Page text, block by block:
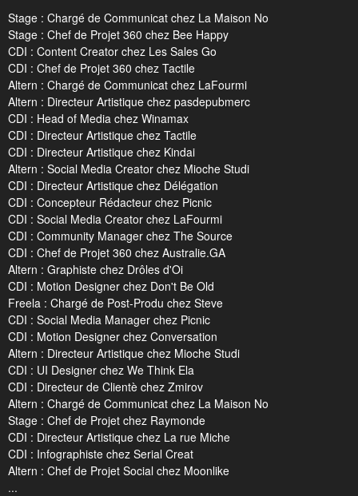
Stage : Chargé de Communicat chez La Maison No
Stage : Chef de Projet 360 chez Bee Happy
CDI : Content Creator chez Les Sales Go
CDI : Chef de Projet 360 chez Tactile
Altern : Chargé de Communicat chez LaFourmi
Altern : Directeur Artistique chez pasdepubmerc
CDI : Head of Media chez Winamax
CDI : Directeur Artistique chez Tactile
CDI : Directeur Artistique chez Kindai
Altern : Social Media Creator chez Mioche Studi
CDI : Directeur Artistique chez Délégation
CDI : Concepteur Rédacteur chez Picnic
CDI : Social Media Creator chez LaFourmi
CDI : Community Manager chez The Source
CDI : Chef de Projet 360 chez Australie.GA
Altern : Graphiste chez Drôles d'Oi
CDI : Motion Designer chez Don't Be Old
Freela : Chargé de Post-Produ chez Steve
CDI : Social Media Manager chez Picnic
CDI : Motion Designer chez Conversation
Altern : Directeur Artistique chez Mioche Studi
CDI : UI Designer chez We Think Ela
CDI : Directeur de Clientè chez Zmirov
Altern : Chargé de Communicat chez La Maison No
Stage : Chef de Projet chez Raymonde
CDI : Directeur Artistique chez La rue Miche
CDI : Infographiste chez Serial Creat
Altern : Chef de Projet Social chez Moonlike
...